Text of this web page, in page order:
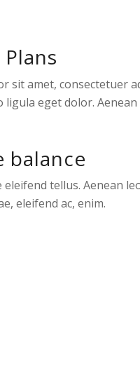
sit amet, consectetuer
ligula eget dolor. Aenean
balance
eleifend tellus. Aenean
eleifend ac, enim.